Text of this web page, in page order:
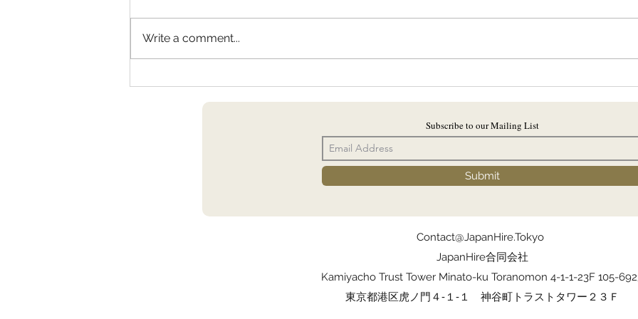
Write a comment...
Subscribe to our Mailing List
Submit
Contact@JapanHire.Tokyo
JapanHire合同会社
Kamiyacho Trust Tower Minato-ku Toranomon 4-1-1-23F 105-
東京都港区虎ノ門４‐１‐１ 神谷町トラストタワー２３Ｆ